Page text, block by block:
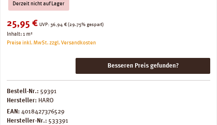
Derzeit nicht auf Lager
Verkaufspreis:
25,95 € UVP: Regulärer Preis:
36,94 € (29.75% gespart)
Inhalt:1 m²
Preise inkl. MwSt. zzgl. Versandkosten
Besseren Preis gefunden?
Bestell-Nr.: 59391
Hersteller: HARO
EAN: 4018427376529
Hersteller-Nr.: 533391